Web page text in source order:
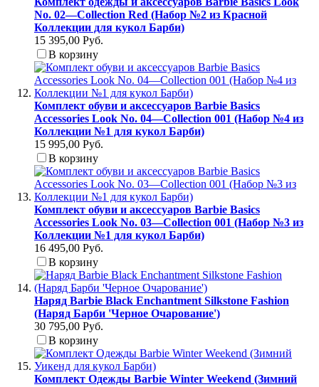
No. 02—Collection Red (Набор №2 из Красной
Коллекции для кукол Барби)
15 395,00 Руб.
В корзину
Комплект обуви и аксессуаров Barbie Basics
Accessories Look No. 04—Collection 001 (Набор №4 из
Коллекции №1 для кукол Барби)
15 995,00 Руб.
В корзину
Комплект обуви и аксессуаров Barbie Basics
Accessories Look No. 03—Collection 001 (Набор №3 из
Коллекции №1 для кукол Барби)
16 495,00 Руб.
В корзину
Наряд Barbie Black Enchantment Silkstone Fashion
(Наряд Барби 'Черное Очарование')
30 795,00 Руб.
В корзину
Комплект Одежды Barbie Winter Weekend (Зимний